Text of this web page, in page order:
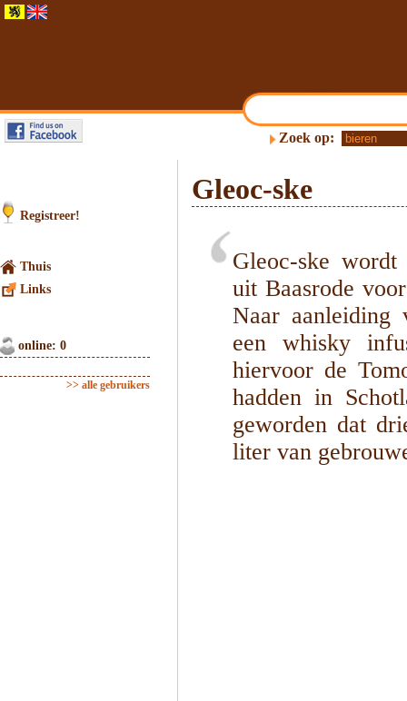
Zoek op:
Registreer!
Thuis
Links
online: 0
>> alle gebruikers
Gleoc-ske
Gleoc-ske
uit Baasrode
Naar aanleiding
een whisky
hiervoor de
hadden in
geworden dat
liter van